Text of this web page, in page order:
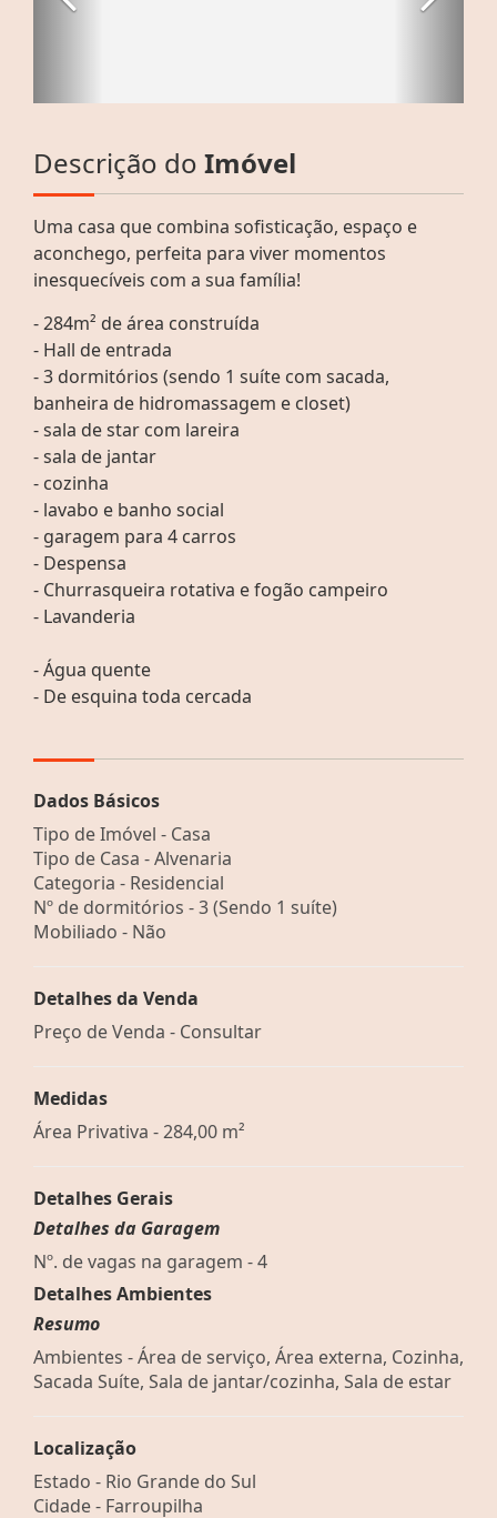
Descrição do Imóvel
Uma casa que combina sofisticação, espaço e
aconchego, perfeita para viver momentos
inesquecíveis com a sua família!
- 284m² de área construída
- Hall de entrada
- 3 dormitórios (sendo 1 suíte com sacada,
banheira de hidromassagem e closet)
- sala de star com lareira
- sala de jantar
- cozinha
- lavabo e banho social
- garagem para 4 carros
- Despensa
- Churrasqueira rotativa e fogão campeiro
- Lavanderia
- Água quente
- De esquina toda cercada
Dados Básicos
Tipo de Imóvel - Casa
Tipo de Casa - Alvenaria
Categoria - Residencial
Nº de dormitórios - 3 (Sendo 1 suíte)
Mobiliado - Não
Detalhes da Venda
Preço de Venda - Consultar
Medidas
Área Privativa - 284,00 m²
Detalhes Gerais
Detalhes da Garagem
Nº. de vagas na garagem - 4
Detalhes Ambientes
Resumo
Ambientes - Área de serviço, Área externa, Cozinha,
Sacada Suíte, Sala de jantar/cozinha, Sala de estar
Localização
Estado - Rio Grande do Sul
Cidade - Farroupilha